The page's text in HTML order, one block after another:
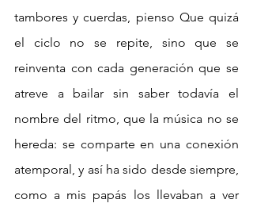
tambores y cuerdas, pienso Que quizá
el ciclo no se repite, sino que se
reinventa con cada generación que se
atreve a bailar sin saber todavía el
nombre del ritmo, que la música no se
hereda: se comparte en una conexión
atemporal, y así ha sido desde siempre,
como a mis papás los llevaban a ver